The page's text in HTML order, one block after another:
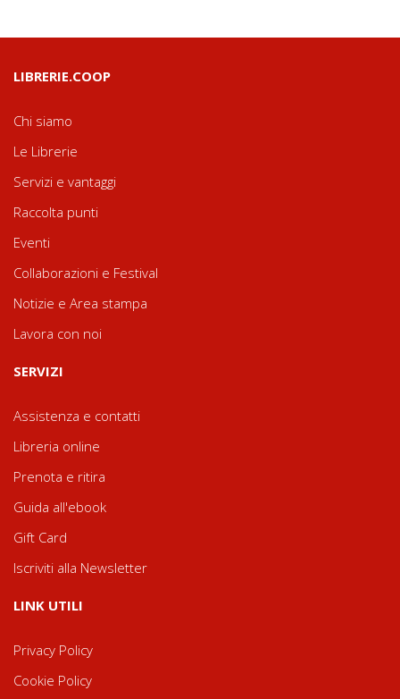
LIBRERIE.COOP
Chi siamo
Le Librerie
Servizi e vantaggi
Raccolta punti
Eventi
Collaborazioni e Festival
Notizie e Area stampa
Lavora con noi
SERVIZI
Assistenza e contatti
Libreria online
Prenota e ritira
Guida all'ebook
Gift Card
Iscriviti alla Newsletter
LINK UTILI
Privacy Policy
Cookie Policy